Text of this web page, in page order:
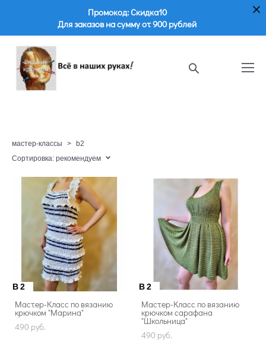
Промокод: Скидка10
Для заказов на сумму от 900 рублей
мастер-классы >
b2
Сортировка: рекомендуем
B2
Мастер-Класс по вязанию
крючком "Марина"
490 pуб.
B2
Мастер-Класс по вязанию
крючком сарафана
"Школьница"
490 pуб.